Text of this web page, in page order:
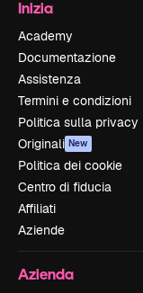
Inizia
Academy
Documentazione
Assistenza
Termini e condizioni
Politica sulla privacy
Originali New
Politica dei cookie
Centro di fiducia
Affiliati
Aziende
Azienda